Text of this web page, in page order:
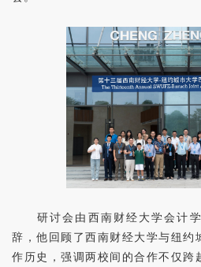
研讨会由西南财经大学会计
辞，他回顾了西南财经大学与纽约
作历史，强调两校间的合作不仅跨